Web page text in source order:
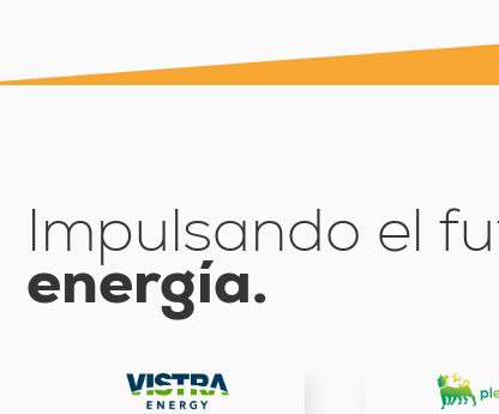
Impulsando el
energía.